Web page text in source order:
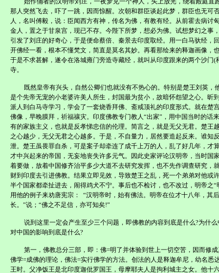
那人突然飞去，吓了一跳，因而惊醒。次朝和群臣谈起此梦，群臣也无可
人，名叫傅毅，说：臣闻西方有神，传名为佛，有教有经。从前霍去病讨
金人，置之于甘泉宫，现已不存。今陛下所梦，想必为佛。试想梦幻之事
引发了刘庄的好奇心，于是便命蔡倍、秦景去印度取经。用一白马驮经，
开佛经一看，根本不懂梵文，简直是莫名其妙。再看那绘来的释迦画像，
于是不求甚解，遂令在洛城雍门旁造寺藏经，就叫从印度跟来的两个沙门(
寺。
既然皇帝有兴头，自然公卿们也就没有不热心的。特别是楚王刘英，
是个先帝无宠的小老婆许美人所生，封国最为贫小，故暗怀怨望之心。昕
派人到白马寺学习，学会了一套烧香拜佛、斋戒顶礼的印度形式。就在楚
佛像，早晚膜拜，祈福禳灾。印度佛教专门教人“出家”，用中国当时的话
有的家族主义，也就是反孝悌忠信的伦理。简言之，就是无父无君。楚王
之心越少，无父无君之心越多。于是，不自量力，居然要造起反来。谁知
泄。楚王虽畏罪自杀，可是案子却牵连了成千上万的人，乱了好几年，才
才中兴起来的帝国，无妄地丧失许多元气。因此史家评论汉明帝，当时国
着要做， 放着中国修齐治平多少大道不去研究发挥，也不先作调查研究，
财到印度去引进佛教。结果立即见效，导致楚王之乱，死一个弟弟对他或
半个国家都牵扯进去，闹得鸡犬不宁。事后也不检讨，也不改过，明帝之“
用他的例子来劝唐宪宗：
“汉明帝时，始有佛法。明帝在位才十八年，其
长。”说；“佛之不足信，亦可知矣!”
说到这里一定会产生至少三个问题，即佛教的内容到底是什么?为什
对中国的影响到底是什么?
第一，佛教总分三部，即：佛=明了并体验到世上一切空苦，因而修
佛学=成佛的理论，佛法=实行佛学的方法。创法的人是释迦牟尼，幼名悉
王时。父净饭王是北印度迦仳罗国王，母摩耶夫人是拘利城主之女。他十